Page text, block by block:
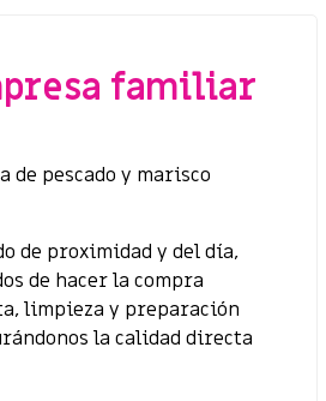
familiar
de pescado y marisco
de proximidad y del día,
de hacer la compra
limpieza y preparación
la calidad directa